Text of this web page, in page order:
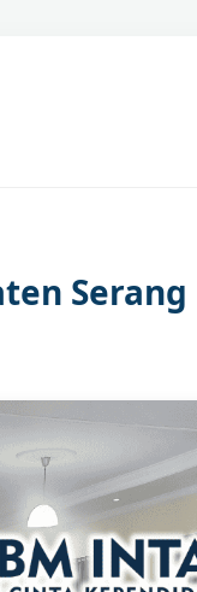
Serang